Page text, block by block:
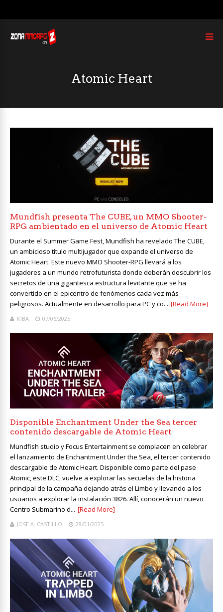
Atomic Heart
Mundfish presenta The CUBE, un MMO Shooter-
RPG ambientado en el universo de Atomic Heart
Durante el Summer Game Fest, Mundfish ha revelado The CUBE,
un ambicioso título multijugador que expande el universo de
Atomic Heart. Este nuevo MMO Shooter-RPG llevará a los
jugadores a un mundo retrofuturista donde deberán descubrir los
secretos de una gigantesca estructura levitante que se ha
convertido en el epicentro de fenómenos cada vez más
peligrosos. Actualmente en desarrollo para PC y co... [Read More]
KIBA 07/06/2025
Disponible Enchantment Under the Sea tercer
contenido descargable de Atomic Heart
Mundfish studio y Focus Entertainment se complacen en celebrar
el lanzamiento de Enchantment Under the Sea, el tercer contenido
descargable de Atomic Heart. Disponible como parte del pase
Atomic, este DLC, vuelve a explorar las secuelas de la historia
principal de la campaña dejando atrás el Limbo y llevando a los
usuarios a explorar la instalación 3826. Allí, conocerán un nuevo
Centro Submarino d... [Read More]
JOSE A. CASTILLO 28/01/2025